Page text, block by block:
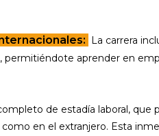
La carrera
aprender en
de estadía laboral, que
en el extranjero. Esta